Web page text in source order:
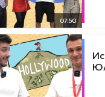
07:50